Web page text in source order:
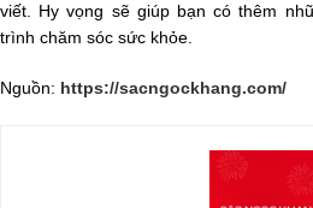
viết. Hy vọng sẽ giúp bạn có thêm
trình chăm sóc sức khỏe.
Nguồn: https://sacngockhang.com/